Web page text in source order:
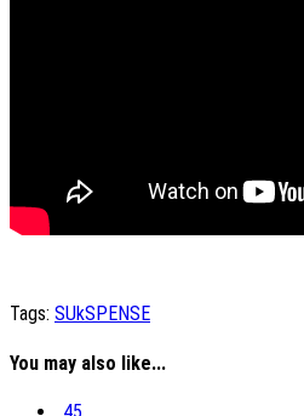
Tags: SUkSPENSE
You may also like...